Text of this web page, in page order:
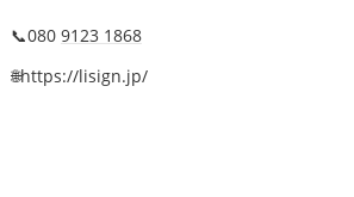
📞080 9123 1868
🌐https://lisign.jp/